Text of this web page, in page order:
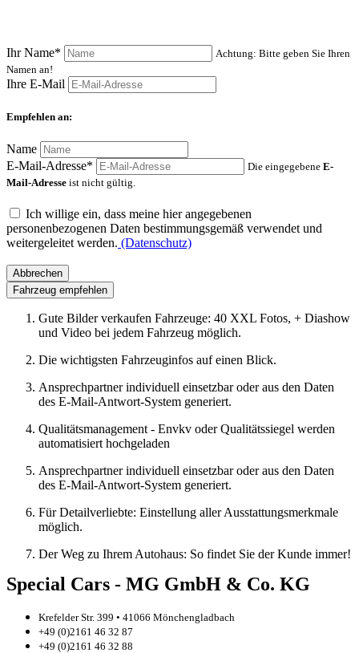
Ihr Name*
Achtung: Bitte geben Sie Ihren
Namen an!
Ihre E-Mail
Empfehlen an:
Name
E-Mail-Adresse*
Die eingegebene E-
Mail-Adresse ist nicht gültig.
Ich willige ein, dass meine hier angegebenen
personenbezogenen Daten bestimmungsgemäß verwendet und
weitergeleitet werden. (Datenschutz)
Abbrechen
Fahrzeug empfehlen
Gute Bilder verkaufen Fahrzeuge: 40 XXL Fotos, + Diashow
und Video bei jedem Fahrzeug möglich.
Die wichtigsten Fahrzeuginfos auf einen Blick.
Ansprechpartner individuell einsetzbar oder aus den Daten
des E-Mail-Antwort-System generiert.
Qualitätsmanagement - Envkv oder Qualitätssiegel werden
automatisiert hochgeladen
Ansprechpartner individuell einsetzbar oder aus den Daten
des E-Mail-Antwort-System generiert.
Für Detailverliebte: Einstellung aller Ausstattungsmerkmale
möglich.
Der Weg zu Ihrem Autohaus: So findet Sie der Kunde immer!
Special Cars - MG GmbH & Co. KG
Krefelder Str. 399 • 41066 Mönchengladbach
+49 (0)2161 46 32 87
+49 (0)2161 46 32 88